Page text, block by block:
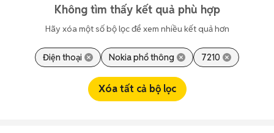
Không tìm thấy kết quả phù hợp
Hãy xóa một số bộ lọc để xem nhiều kết quả hơn
Điện thoại Nokia phổ thông 7210
Xóa tất cả bộ lọc